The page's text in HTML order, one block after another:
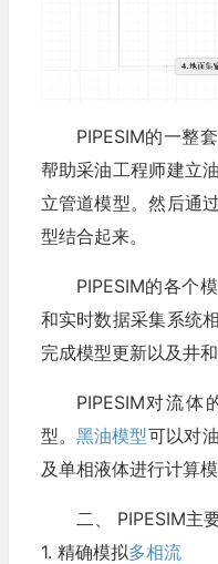
PIPESIM的一整
帮助采油工程师建立
立管道模型。然后通
型结合起来。
PIPESIM的各个
和实时数据采集系统
完成模型更新以及井
PIPESIM对流体
型。黑油模型可以对
及单相液体进行计算模
二、 PIPESIM主
1. 精确模拟多相流